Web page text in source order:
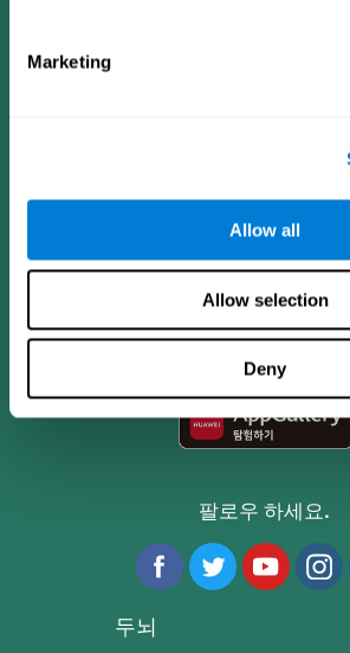
Marketing
Allow all
Allow selection
Deny
CogniFit App
팔로우 하세요.
두뇌